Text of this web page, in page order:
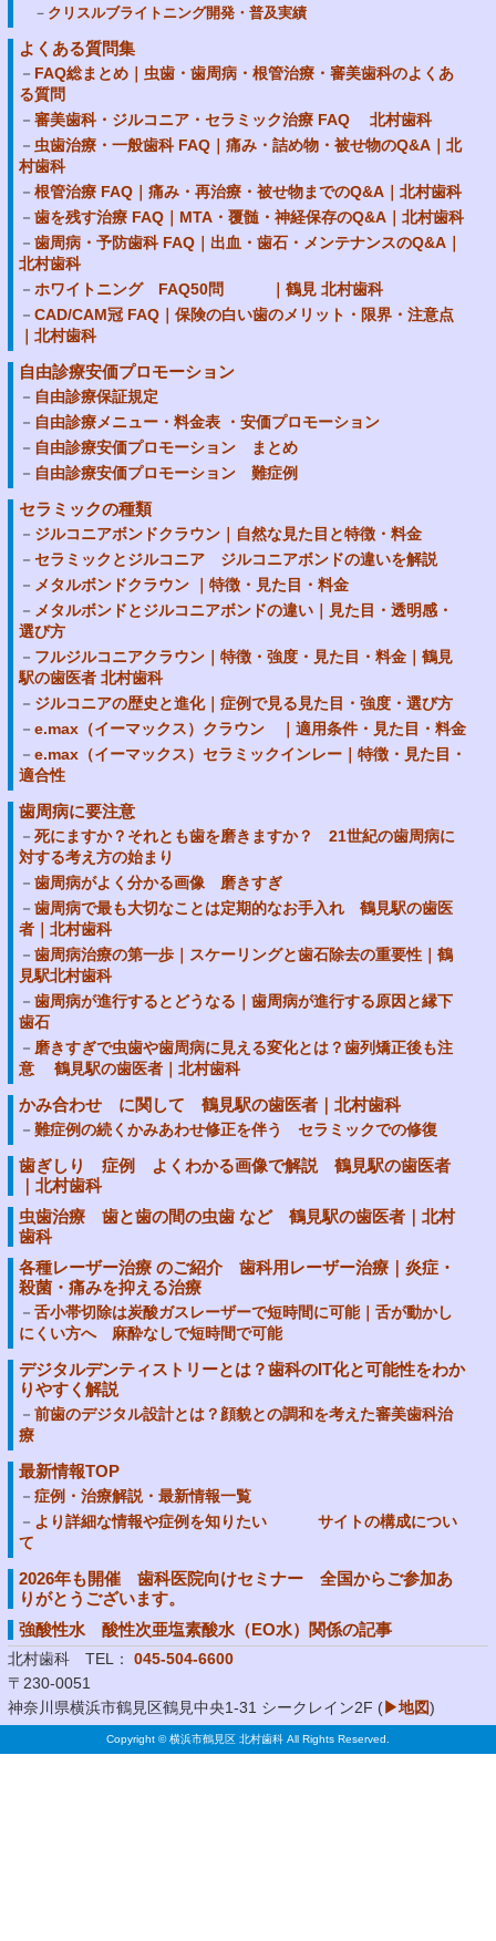
クリスルブライトニング開発・普及実績
よくある質問集
FAQ総まとめ｜虫歯・歯周病・根管治療・審美歯科のよくあ
る質問
審美歯科・ジルコニア・セラミック治療 FAQ 北村歯科
虫歯治療・一般歯科 FAQ｜痛み・詰め物・被せ物のQ&A｜北
村歯科
根管治療 FAQ｜痛み・再治療・被せ物までのQ&A｜北村歯科
歯を残す治療 FAQ｜MTA・覆髄・神経保存のQ&A｜北村歯科
歯周病・予防歯科 FAQ｜出血・歯石・メンテナンスのQ&A｜
北村歯科
ホワイトニング FAQ50問 ｜鶴見 北村歯科
CAD/CAM冠 FAQ｜保険の白い歯のメリット・限界・注意点
｜北村歯科
自由診療安価プロモーション
自由診療保証規定
自由診療メニュー・料金表 ・安価プロモーション
自由診療安価プロモーション まとめ
自由診療安価プロモーション 難症例
セラミックの種類
ジルコニアボンドクラウン｜自然な見た目と特徴・料金
セラミックとジルコニア ジルコニアボンドの違いを解説
メタルボンドクラウン ｜特徴・見た目・料金
メタルボンドとジルコニアボンドの違い｜見た目・透明感・
選び方
フルジルコニアクラウン｜特徴・強度・見た目・料金｜鶴見
駅の歯医者 北村歯科
ジルコニアの歴史と進化｜症例で見る見た目・強度・選び方
e.max（イーマックス）クラウン ｜適用条件・見た目・料金
e.max（イーマックス）セラミックインレー｜特徴・見た目・
適合性
歯周病に要注意
死にますか？それとも歯を磨きますか？ 21世紀の歯周病に
対する考え方の始まり
歯周病がよく分かる画像 磨きすぎ
歯周病で最も大切なことは定期的なお手入れ 鶴見駅の歯医
者｜北村歯科
歯周病治療の第一歩｜スケーリングと歯石除去の重要性｜鶴
見駅北村歯科
歯周病が進行するとどうなる｜歯周病が進行する原因と縁下
歯石
磨きすぎで虫歯や歯周病に見える変化とは？歯列矯正後も注
意 鶴見駅の歯医者｜北村歯科
かみ合わせ に関して 鶴見駅の歯医者｜北村歯科
難症例の続くかみあわせ修正を伴う セラミックでの修復
歯ぎしり 症例 よくわかる画像で解説 鶴見駅の歯医者
｜北村歯科
虫歯治療 歯と歯の間の虫歯 など 鶴見駅の歯医者｜北村
歯科
各種レーザー治療 のご紹介 歯科用レーザー治療｜炎症・
殺菌・痛みを抑える治療
舌小帯切除は炭酸ガスレーザーで短時間に可能｜舌が動かし
にくい方へ 麻酔なしで短時間で可能
デジタルデンティストリーとは？歯科のIT化と可能性をわか
りやすく解説
前歯のデジタル設計とは？顔貌との調和を考えた審美歯科治
療
最新情報TOP
症例・治療解説・最新情報一覧
より詳細な情報や症例を知りたい サイトの構成につい
て
2026年も開催 歯科医院向けセミナー 全国からご参加あ
りがとうございます。
強酸性水 酸性次亜塩素酸水（EO水）関係の記事
北村歯科 TEL：
045-504-6600
〒230-0051
神奈川県横浜市鶴見区鶴見中央1-31 シークレイン2F (▶地図)
Copyright © 横浜市鶴見区 北村歯科 All Rights Reserved.